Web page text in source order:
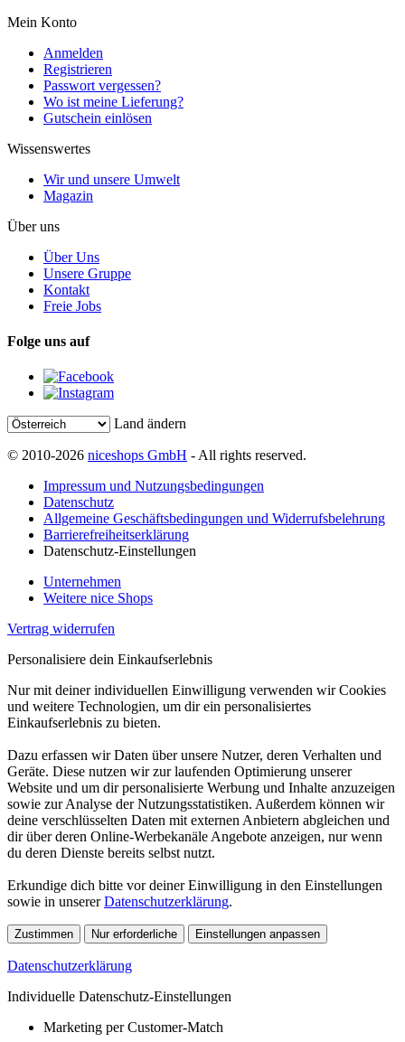
Mein Konto
Anmelden
Registrieren
Passwort vergessen?
Wo ist meine Lieferung?
Gutschein einlösen
Wissenswertes
Wir und unsere Umwelt
Magazin
Über uns
Über Uns
Unsere Gruppe
Kontakt
Freie Jobs
Folge uns auf
Land ändern
© 2010-2026 niceshops GmbH - All rights reserved.
Impressum und Nutzungsbedingungen
Datenschutz
Allgemeine Geschäftsbedingungen und Widerrufsbelehrung
Barrierefreiheitserklärung
Datenschutz-Einstellungen
Unternehmen
Weitere nice Shops
Vertrag widerrufen
Personalisiere dein Einkaufserlebnis
Nur mit deiner individuellen Einwilligung verwenden wir Cookies
und weitere Technologien, um dir ein personalisiertes
Einkaufserlebnis zu bieten.
Dazu erfassen wir Daten über unsere Nutzer, deren Verhalten und
Geräte. Diese nutzen wir zur laufenden Optimierung unserer
Website und um dir personalisierte Werbung und Inhalte anzuzeigen
sowie zur Analyse der Nutzungsstatistiken. Außerdem können wir
deine verschlüsselten Daten mit externen Anbietern abgleichen und
dir über deren Online-Werbekanäle Angebote anzeigen, nur wenn
du deren Dienste bereits selbst nutzt.
Erkundige dich bitte vor deiner Einwilligung in den Einstellungen
sowie in unsererDatenschutzerklärung.
Zustimmen Nur erforderliche Einstellungen anpassen
Datenschutzerklärung
Individuelle Datenschutz-Einstellungen
Marketing per Customer-Match